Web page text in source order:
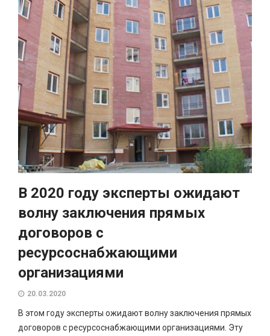
В 2020 году эксперты ожидают
волну заключения прямых
договоров с
ресурсоснабжающими
организациями
20.03.2020
В этом году эксперты ожидают волну заключения прямых
договоров с ресурсоснабжающими организациями. Эту